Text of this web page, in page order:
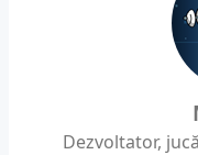
Dezvoltator,